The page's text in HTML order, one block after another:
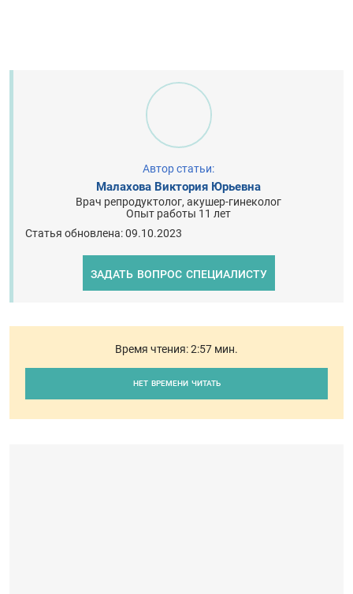
Автор статьи:
Малахова Виктория Юрьевна
Врач репродуктолог, акушер-гинеколог
Опыт работы 11 лет
Статья обновлена: 09.10.2023
ЗАДАТЬ ВОПРОС СПЕЦИАЛИСТУ
Время чтения:2:57 мин.
НЕТ ВРЕМЕНИ ЧИТАТЬ